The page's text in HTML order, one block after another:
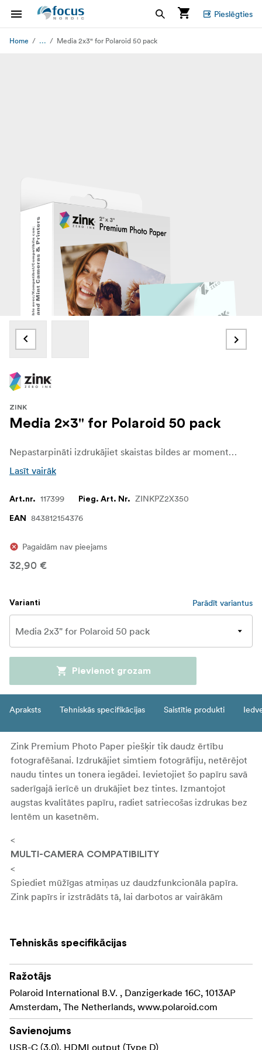
Pieslēgties
Home ... Media 2x3" for Polaroid 50 pack
ZINK
Media 2x3" for Polaroid 50 pack
Nepastarpināti izdrukājiet skaistas bildes ar momentfoto papīru. Ievietojiet savā fotokamerā vai printerī 2" x 3" fotoattēlu. Zink papīru un dažu sekunžu laikā pārvērsiet dārgās atmiņas ilgmūžīgās fotogrāfijās. Zink fotopapīrs ir izgatavots tā, lai izceltu katra uzņemta attēla kvalitāti. Polaroid zink ierīcēm, 50 iepakojumā
Lasīt vairāk
Art.nr. 117399 Pieg. Art. Nr. ZINKPZ2X350
EAN 843812154376
Pagaidām nav pieejams
32,90 €
Varianti Parādīt variantus
Pievienot grozam
Apraksts Tehniskās specifikācijas Saistītie produkti
Zink Premium Photo Paper piešķir tik daudz ērtību
fotografēšanai. Izdrukājiet simtiem fotogrāfiju, netērējot
naudu tintes un tonera iegādei. Ievietojiet šo papīru savā
saderīgajā ierīcē un drukājiet bez tintes. Izmantojot
augstas kvalitātes papīru, radiet satriecošas izdrukas bez
lentēm un kasetnēm.
<
MULTI-CAMERA COMPATIBILITY
<
Spiediet mūžīgas atmiņas uz daudzfunkcionāla papīra.
Zink papīrs ir izstrādāts tā, lai darbotos ar vairākām
Touch, Zip un Mint kamerām un printeriem.
PĀRSTĀDĪT LAIPU
<
Izveidojiet krāšņas, krāsainas izdrukas un dalieties tajās ar
mīļajiem. Izmantojiet šos papīra iepakojumus, lai
draugiem un ģimenei. Izveidojiet svētku kartītes, kolāžas,
Tehniskās specifikācijas
Ražotājs
Polaroid International B.V. , Danzigerkade 16C, 1013AP
Amsterdam, The Netherlands, www.polaroid.com
Savienojums
USB-C (3.0), HDMI output (Type D)